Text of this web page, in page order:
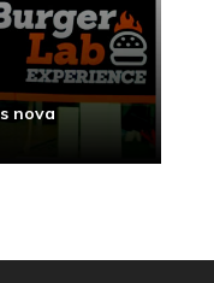
nova